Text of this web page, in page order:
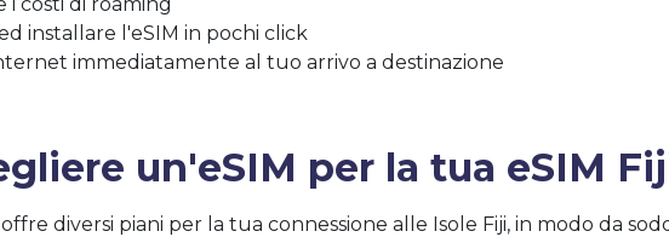
installare l'eSIM in pochi click
immediatamente al tuo arrivo a destinazione
un'eSIM per la tua eSIM
diversi piani per la tua connessione alle Isole Fiji, in modo da